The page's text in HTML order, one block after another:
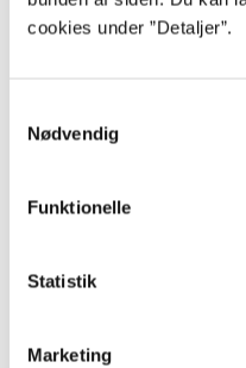
cookies under ”Detaljer”.
Nødvendig
Funktionelle
Statistik
Marketing
Artikler
...
...